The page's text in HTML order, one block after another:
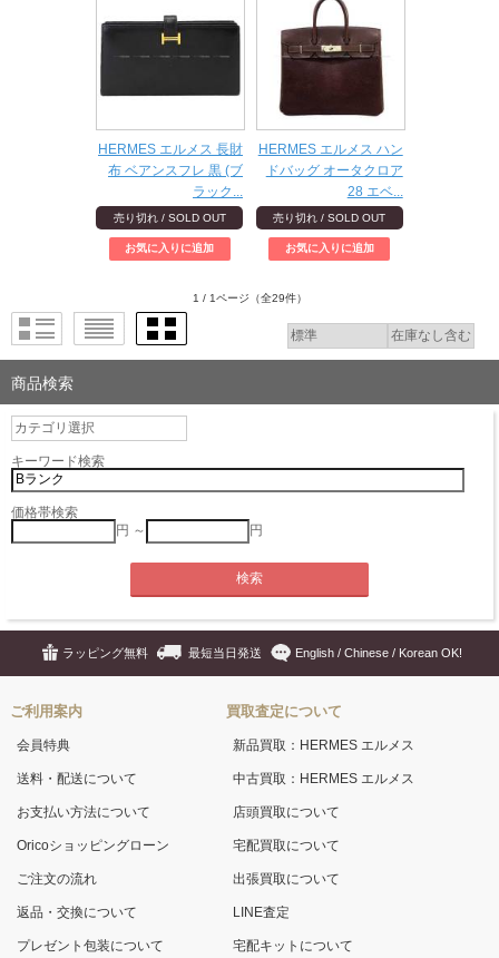
HERMES エルメス 長財
布 ベアンスフレ 黒 (ブ
ラック...
売り切れ / SOLD OUT
HERMES エルメス ハン
ドバッグ オータクロア
28 エベ...
売り切れ / SOLD OUT
1 / 1ページ （全29件）
商品検索
キーワード検索
価格帯検索
円 ～
円
ラッピング無料 最短当日発送 English / Chinese / Korean OK!
ご利用案内
会員特典
送料・配送について
お支払い方法について
Oricoショッピングローン
ご注文の流れ
返品・交換について
プレゼント包装について
買取査定について
新品買取：HERMES エルメス
中古買取：HERMES エルメス
店頭買取について
宅配買取について
出張買取について
LINE査定
宅配キットについて